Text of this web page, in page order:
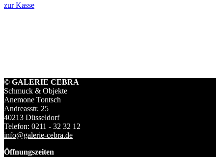
zur Kasse
© GALERIE CEBRA
Schmuck & Objekte
Anemone Tontsch
Andreasstr. 25
40213 Düsseldorf
Telefon: 0211 - 32 32 12
info@galerie-cebra.de
Öffnungszeiten